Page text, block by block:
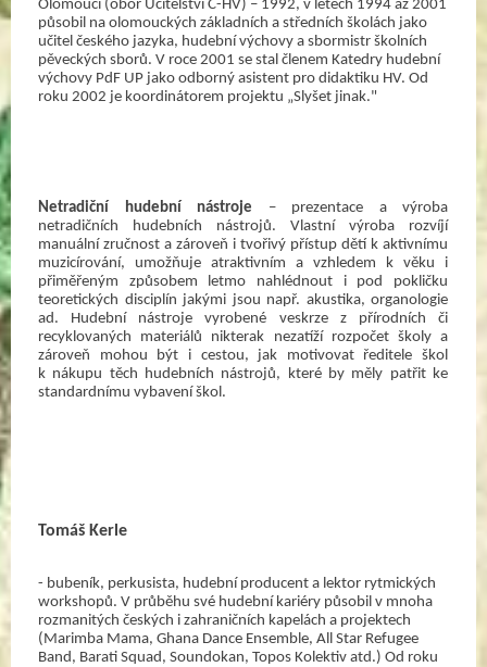
Olomouci (obor Učitelství Č-HV) – 1992, v letech 1994 až 2001
působil na olomouckých základních a středních školách jako
učitel českého jazyka, hudební výchovy a sbormistr školních
pěveckých sborů. V roce 2001 se stal členem Katedry hudební
výchovy PdF UP jako odborný asistent pro didaktiku HV. Od
roku 2002 je koordinátorem projektu „Slyšet jinak."
Netradiční hudební nástroje – prezentace a výroba
netradičních hudebních nástrojů. Vlastní výroba rozvíjí
manuální zručnost a zároveň i tvořivý přístup dětí k aktivnímu
muzicírování, umožňuje atraktivním a vzhledem k věku i
přiměřeným způsobem letmo nahlédnout i pod pokličku
teoretických disciplín jakými jsou např. akustika, organologie
ad. Hudební nástroje vyrobené veskrze z přírodních či
recyklovaných materiálů nikterak nezatíží rozpočet školy a
zároveň mohou být i cestou, jak motivovat ředitele škol
k nákupu těch hudebních nástrojů, které by měly patřit ke
standardnímu vybavení škol.
Tomáš Kerle
- bubeník, perkusista, hudební producent a lektor rytmických
workshopů. V průběhu své hudební kariéry působil v mnoha
rozmanitých českých i zahraničních kapelách a projektech
(Marimba Mama, Ghana Dance Ensemble, All Star Refugee
Band, Barati Squad, Soundokan, Topos Kolektiv atd.) Od roku